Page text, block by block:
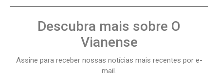
Descubra mais sobre O
Vianense
Assine para receber nossas notícias mais recentes por e-
mail.